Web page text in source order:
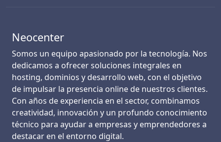
Neocenter
Somos un equipo apasionado por la tecnología. Nos
dedicamos a ofrecer soluciones integrales en
hosting, dominios y desarrollo web, con el objetivo
de impulsar la presencia online de nuestros clientes.
Con años de experiencia en el sector, combinamos
creatividad, innovación y un profundo conocimiento
técnico para ayudar a empresas y emprendedores a
destacar en el entorno digital.